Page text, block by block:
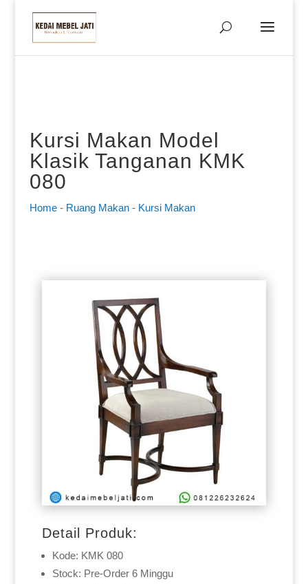
Kursi Makan Model
Klasik Tanganan KMK
080
Home- Ruang Makan- Kursi Makan
Detail Produk:
Kode: KMK 080
Stock: Pre-Order 6 Minggu